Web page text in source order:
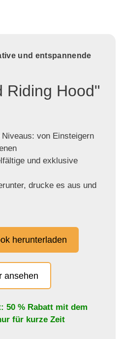
und entspannende
Riding Hood"
von Einsteigern
und exklusive
drucke es aus und
herunterladen
ansehen
50 % Rabatt mit dem
für kurze Zeit